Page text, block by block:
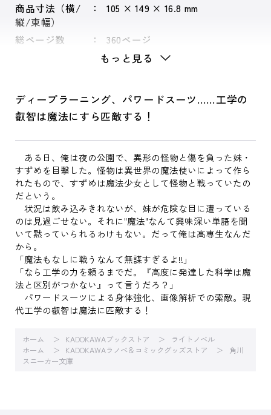
商品寸法（横/
縦/束幅）
105 × 149 × 16.8 mm
総ページ数 360ページ
もっと見る
ディープラーニング、パワードスーツ……工学の
叡智は魔法にすら匹敵する！
ある日、俺は夜の公園で、異形の怪物と傷を負った妹・
すずめを目撃した。怪物は異世界の魔法使いによって作ら
れたもので、すずめは魔法少女として怪物と戦っていたの
だという。
状況は飲み込みきれないが、妹が危険な目に遭っている
のは見過ごせない。それに"魔法"なんて興味深い単語を聞
いて黙っていられるわけもない。だって俺は高専生なんだ
から。
「魔法もなしに戦うなんて無謀すぎるよ!!」
「なら工学の力を頼るまでだ。『高度に発達した科学は魔
法と区別がつかない』って言うだろ？」
パワードスーツによる身体強化、画像解析での索敵。現
代工学の叡智は魔法に匹敵する！
ホーム KADOKAWAブックストア
ライトノベル
ホーム
KADOKAWAラノベ＆コミックグッズストア
角川
スニーカー文庫